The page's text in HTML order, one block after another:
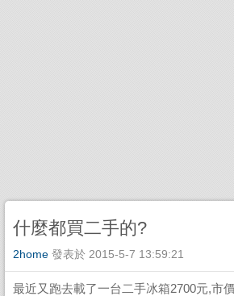
什麼都買二手的?
2home 發表於 2015-5-7 13:59:21
最近又跑去載了一台二手冰箱2700元,市